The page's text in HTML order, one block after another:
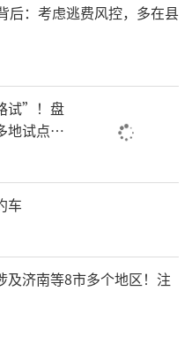
：考虑逃费风控，多在县
试”！盘
地试点之
车
及济南等8市多个地区！注